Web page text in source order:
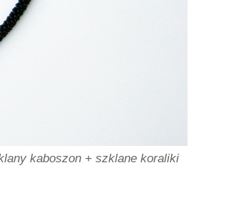
kaboszon + szklane koraliki